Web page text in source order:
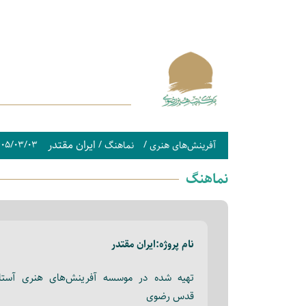
آفرینش‌های هنری/ نماهنگ/ ایران مقتدر ۱۴۰۵/
نماهنگ
نام پروژه:ایران مقتدر
تهیه شده در موسسه آفرینش‌های هنری
قدس رضوی